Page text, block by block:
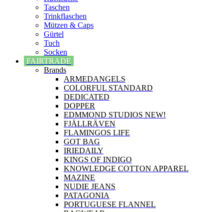
Taschen
Trinkflaschen
Mützen & Caps
Gürtel
Tuch
Socken
FAIRTRADE
Brands
ARMEDANGELS
COLORFUL STANDARD
DEDICATED
DOPPER
EDMMOND STUDIOS NEW!
FJÄLLRÄVEN
FLAMINGOS LIFE
GOT BAG
IRIEDAILY
KINGS OF INDIGO
KNOWLEDGE COTTON APPAREL
MAZINE
NUDIE JEANS
PATAGONIA
PORTUGUESE FLANNEL